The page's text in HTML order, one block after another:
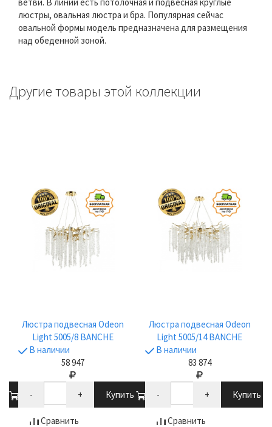
люстры, овальная люстра и бра. Популярная сейчас
овальной формы модель предназначена для размещения
над обеденной зоной.
Другие товары этой коллекции
Люстра подвесная Odeon
Light 5005/8 BANCHE
В наличии
58 947
- + Купить
Сравнить
Люстра подвесная Odeon
Light 5005/14 BANCHE
В наличии
83 874
- + Купить
Сравнить